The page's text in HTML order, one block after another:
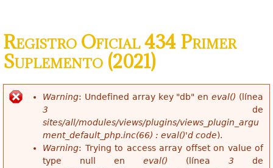
Registro Oficial 434 Primer
Suplemento (2021)
Mensaje de error
Warning: Undefined array key "db" eneval() (línea
3 de
sites/all/modules/views/plugins/views_plugin_argu
ment_default_php.inc(66) : eval()'d code).
Warning: Trying to access array offset on value of
type null en eval() (línea 3 de